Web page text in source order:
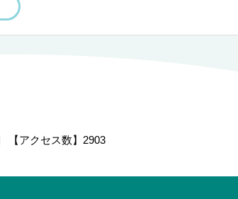
【アクセス数】 2903